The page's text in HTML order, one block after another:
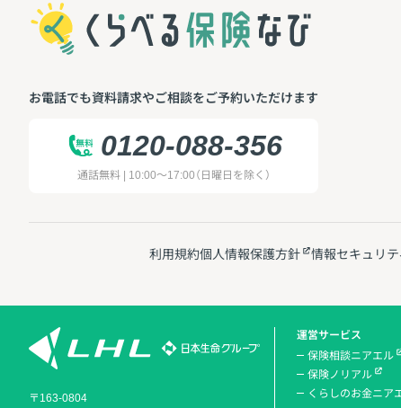
お電話でも資料請求やご相談をご予約いただけます
0120-088-356
通話無料 | 10:00～17:00（日曜日を除く）
利用規約個人情報保護方針 情報セキュリ
〒163-0804
運営サービス
保険相談ニアエル
保険ノリアル
くらしのお金ニア